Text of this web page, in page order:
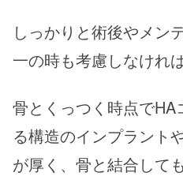
しっかりと術後やメン
一の時も考慮しなけれ
骨とくっつく時点で
る構造のインプラント
が厚く、骨と結合して